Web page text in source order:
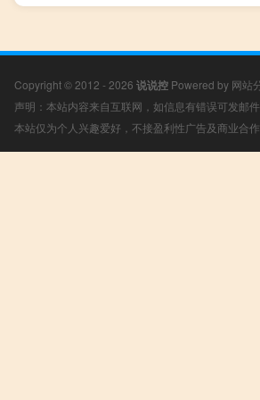
Copyright © 2012 - 2026 说说控 Powered by 网站
声明：本站内容来自互联网，如信息有错误可发邮
本站仅为个人兴趣爱好，不接盈利性广告及商业合作